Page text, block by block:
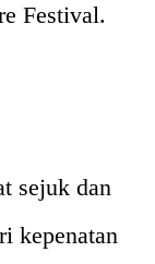
Festival.
sejuk dan
kepenatan